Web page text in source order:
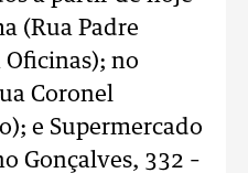
(Rua Padre
Oficinas); no
Coronel
e Supermercado
Gonçalves, 332 –